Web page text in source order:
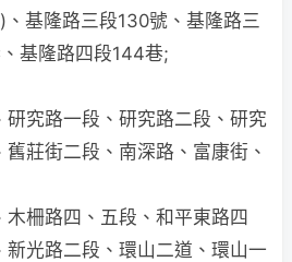
基隆路三段130號、基隆路三
基隆路四段144巷;
研究路一段、研究路二段、研究
莊街二段、南深路、富康街、
柵路四、五段、和平東路四
光路二段、環山二道、環山一